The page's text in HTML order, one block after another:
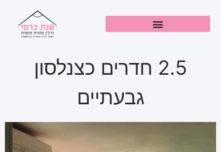
2.5 חדרים כצנלסון
גבעתיים